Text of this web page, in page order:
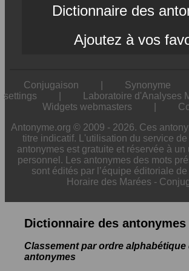
Dictionnaire des
Ajoutez à vos
Conjugaison Synonyme
settings
Laboratoire d'Analyses
Widgets webmasters
Antonyme.org © 2009 - 2026. Ces
titre indicatif. L'utilisation du service
antonymes est gratuite et réservée à un
personnel. Les antonymes des mots
sont édités par l’équipe éditoriale
Horaire des Marées -
Dictionnaire des antonymes
Classement par ordre alphabétique
antonymes